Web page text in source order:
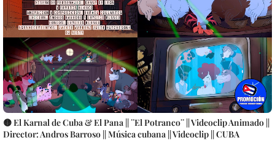
🟡 El Karnal de Cuba & El Pana || ¨El Potranco¨ || Videoclip Animado ||
Director: Andros Barroso || Música cubana || Videoclip || CUBA